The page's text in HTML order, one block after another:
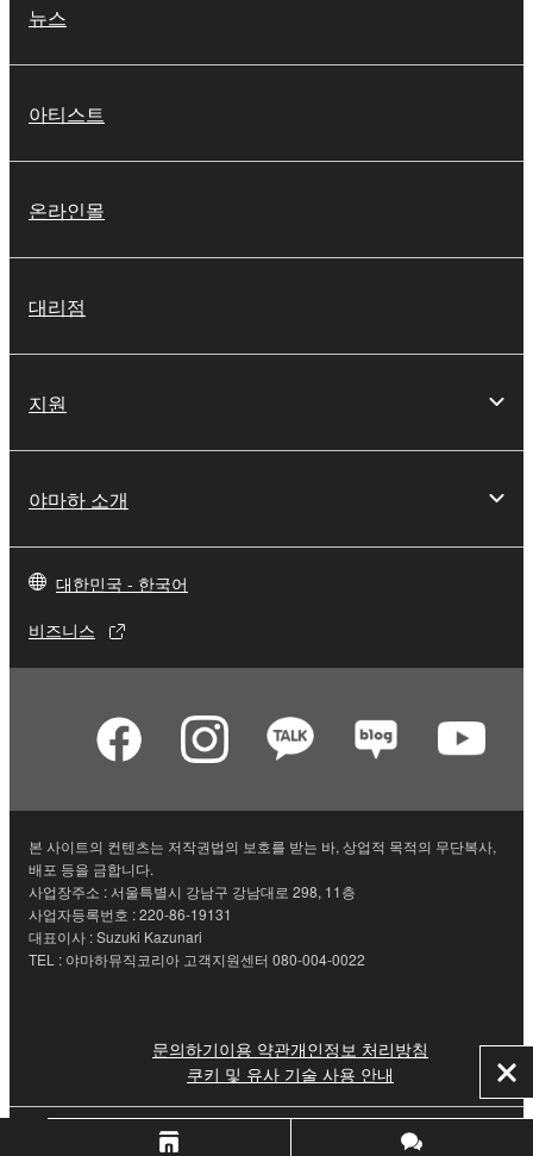
닫
기
뉴스
아티스트
온라인몰
대리점
지원
야마하 소개
대한민국 - 한국어
비즈니스
본 사이트의 컨텐츠는 저작권법의 보호를 받는 바, 상업적 목적의 무단복사,
배포 등을 금합니다.
사업장주소 : 서울특별시 강남구 강남대로 298, 11층
사업자등록번호 : 220-86-19131
대표이사 : Suzuki Kazunari
TEL : 야마하뮤직코리아 고객지원센터 080-004-0022
문의하기이용 약관개인정보 처리방침
쿠키 및 유사 기술 사용 안내